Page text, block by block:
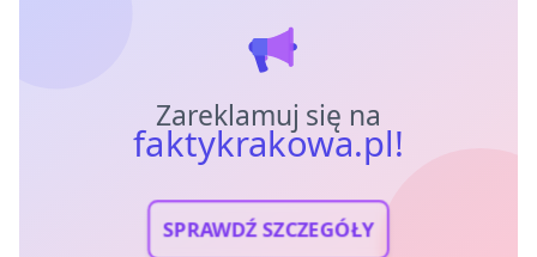
Zareklamuj się na
faktykrakowa.pl!
SPRAWDŹ SZCZEGÓŁY